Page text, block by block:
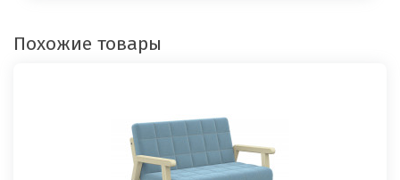
Похожие товары